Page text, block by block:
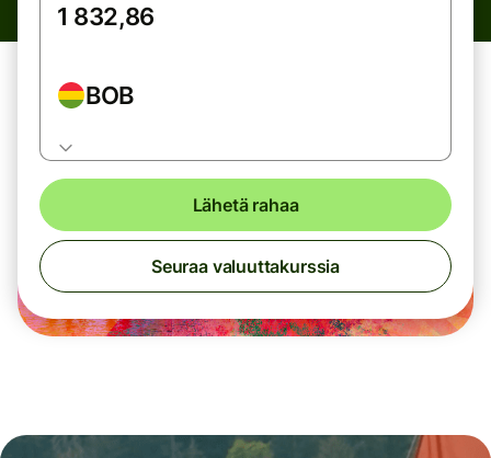
BOB
Lähetä rahaa
Seuraa valuuttakurssia